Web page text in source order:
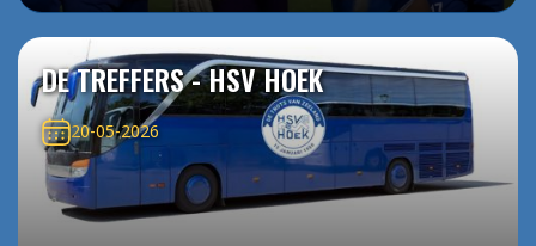
DE TREFFERS - HSV HOEK
20-05-2026